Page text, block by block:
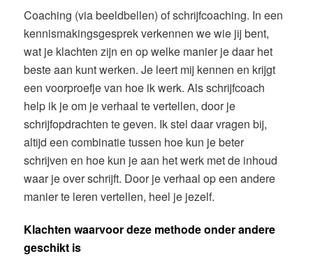
Coaching (via beeldbellen) of schrijfcoaching. In een
kennismakingsgesprek verkennen we wie jij bent,
wat je klachten zijn en op welke manier je daar het
beste aan kunt werken. Je leert mij kennen en krijgt
een voorproefje van hoe ik werk. Als schrijfcoach
help ik je om je verhaal te vertellen, door je
schrijfopdrachten te geven. Ik stel daar vragen bij,
altijd een combinatie tussen hoe kun je beter
schrijven en hoe kun je aan het werk met de inhoud
waar je over schrijft. Door je verhaal op een andere
manier te leren vertellen, heel je jezelf.
Klachten waarvoor deze methode onder andere
geschikt is